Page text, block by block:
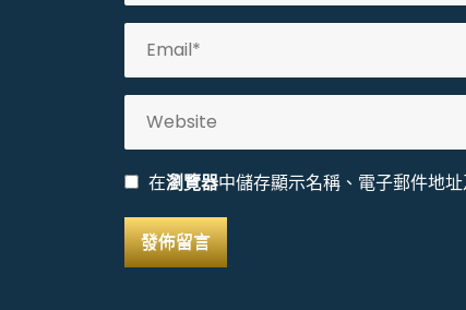
在瀏覽器中儲存顯示名稱、電子郵件地